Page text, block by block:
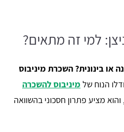
למי זה מתאים?
או בינונית? השכרת מיניבוס
הנוח של מיניבוס להשכרה
מציע פתרון חסכוני בהשוואה